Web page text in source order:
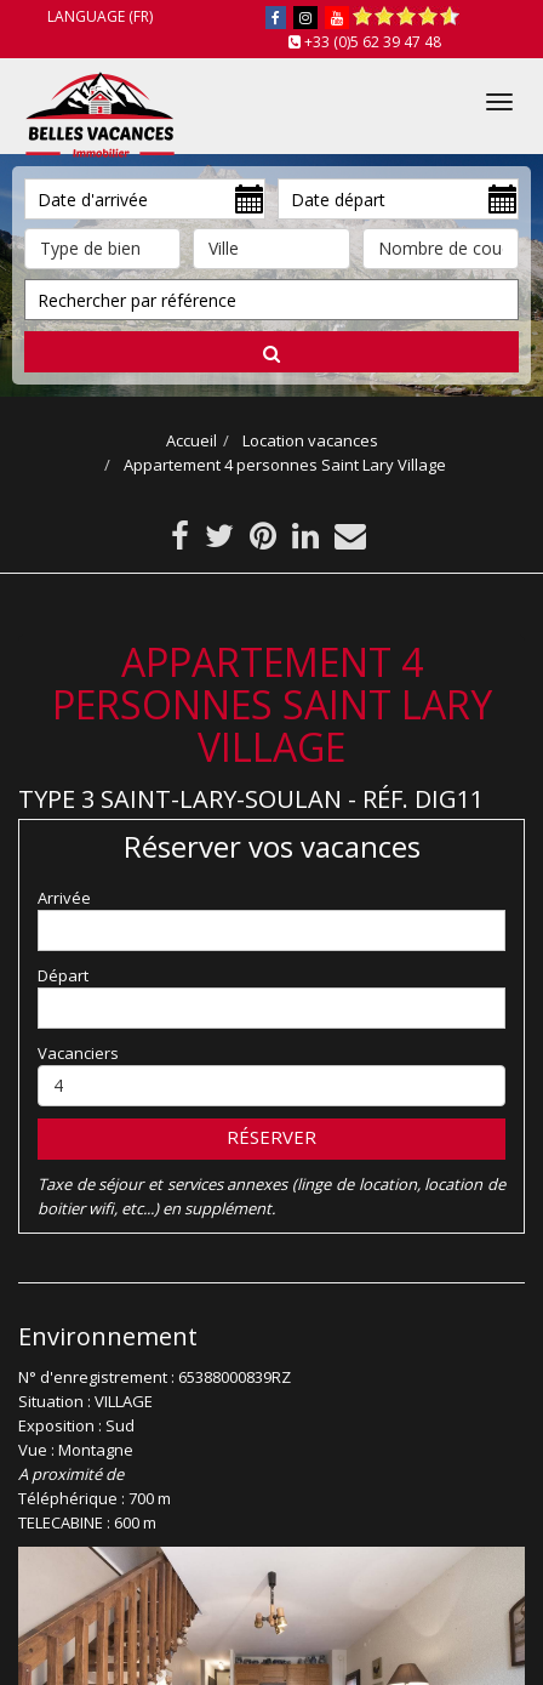
LANGUAGE (FR)
+33 (0)5 62 39 47 48
Accueil
Location vacances
Appartement 4 personnes Saint Lary Village
APPARTEMENT 4
PERSONNES SAINT LARY
VILLAGE
TYPE 3 SAINT-LARY-SOULAN - RÉF. DIG11
Réserver vos vacances
Arrivée
Départ
Vacanciers
RÉSERVER
Taxe de séjour et services annexes (linge de location, location de
boitier wifi, etc...) en supplément.
Environnement
N° d'enregistrement : 65388000839RZ
Situation : VILLAGE
Exposition : Sud
Vue : Montagne
A proximité de
Téléphérique : 700 m
TELECABINE : 600 m